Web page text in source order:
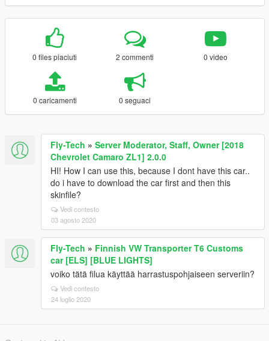
0 files piaciuti 2 commenti 0 video
0 caricamenti 0 seguaci
Fly-Tech » Server Moderator, Staff, Owner [2018
Chevrolet Camaro ZL1] 2.0.0
HI! How I can use this, because I dont have this car..
do i have to download the car first and then this
skinfile?
Vedi contesto
03 agosto 2020
Fly-Tech » Finnish VW Transporter T6 Customs
car [ELS] [BLUE LIGHTS]
voiko tätä filua käyttää harrastuspohjaiseen serveriin?
Vedi contesto
24 luglio 2020